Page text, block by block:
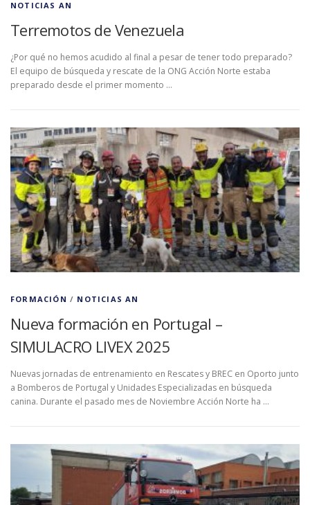
NOTICIAS AN
Terremotos de Venezuela
¿Por qué no hemos acudido al final a pesar de tener todo preparado?
El equipo de búsqueda y rescate de la ONG Acción Norte estaba
preparado desde el primer momento …
FORMACIÓN / NOTICIAS AN
Nueva formación en Portugal –
SIMULACRO LIVEX 2025
Nuevas jornadas de entrenamiento en Rescates y BREC en Oporto junto
a Bomberos de Portugal y Unidades Especializadas en búsqueda
canina. Durante el pasado mes de Noviembre Acción Norte ha …